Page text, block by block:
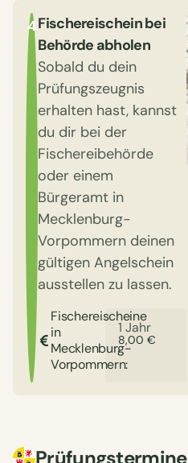
4Fischereischein bei
Behörde abholen
Sobald du dein
Prüfungszeugnis
erhalten hast, kannst
du dir bei der
Fischereibehörde
oder einem
Bürgeramt in
Mecklenburg-
Vorpommern deinen
gültigen Angelschein
ausstellen zu lassen.
Fischereischeine
in
Mecklenburg-
Vorpommern:
1 Jahr
8,00 €
Prüfungstermine